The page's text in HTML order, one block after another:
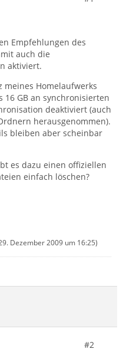
Empfehlungen des
auch die
aktiviert.
meines Homelaufwerks
16 GB an synchronisierten
deaktiviert (auch
herausgenommen).
bleiben aber scheinbar
es dazu einen offiziellen
einfach löschen?
Dezember 2009 um 16:25)
#2